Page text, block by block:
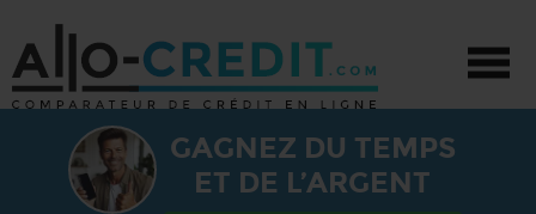
CRÉDIT - TOUS PROJETS
GAGNEZ DU TEMPS
ET DE L’ARGENT